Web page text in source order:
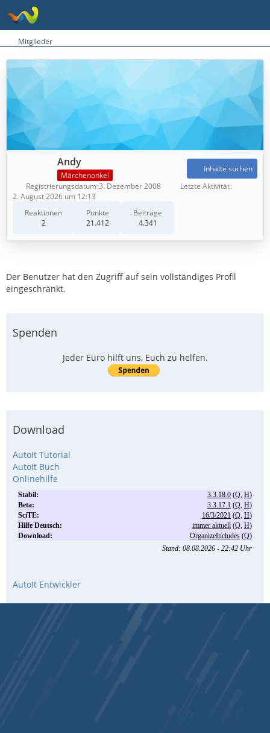
Mitglieder
Andy
Märchenonkel
Reaktionen
2
Punkte
21.412
Beiträge
4.341
Inhalte suchen
Registrierungsdatum 3. Dezember 2008
Letzte Aktivität
2. August 2026 um 12:13
Der Benutzer hat den Zugriff auf sein vollständiges Profil
eingeschränkt.
Spenden
Jeder Euro hilft uns, Euch zu helfen.
Download
AutoIt Tutorial
AutoIt Buch
Onlinehilfe
AutoIt Entwickler